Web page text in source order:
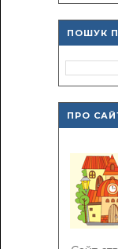
ПОШУК
ПРО